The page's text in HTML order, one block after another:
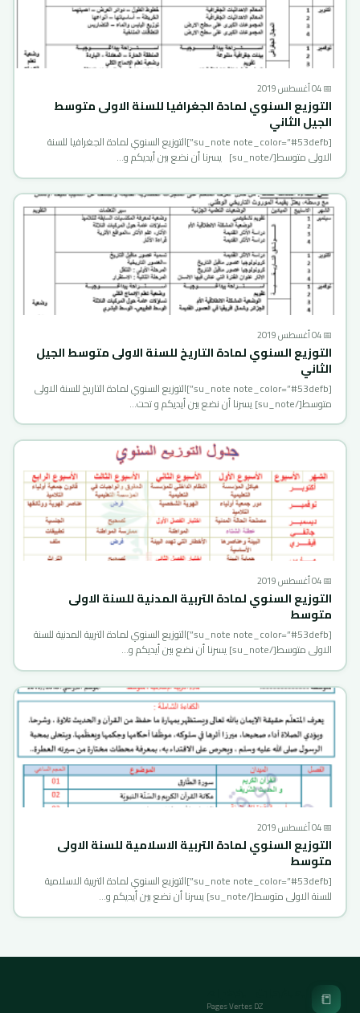
📅 04 أغسطس 2019
التوزيع السنوي لمادة الجغرافيا للسنة الاولى متوسط
الجيل الثاني
[su_note note_color=”#53defb”]التوزيع السنوي لمادة الجغرافيا للسنة
الاولى متوسط[/su_note] يسرنا أن نضع بين أيديكم و…
📅 04 أغسطس 2019
التوزيع السنوي لمادة التاريخ للسنة الاولى متوسط الجيل
الثاني
[su_note note_color=”#53defb”]التوزيع السنوي لمادة التاريخ للسنة الاولى
متوسط[/su_note] يسرنا أن نضع بين أيديكم و تحت…
📅 04 أغسطس 2019
التوزيع السنوي لمادة التربية المدنية للسنة الاولى
متوسط
[su_note note_color=”#53defb”]التوزيع السنوي لمادة التربية المدنية للسنة
الاولى متوسط[/su_note] يسرنا أن نضع بين أيديكم و…
📅 04 أغسطس 2019
التوزيع السنوي لمادة التربية الاسلامية للسنة الاولى
متوسط
[su_note note_color=”#53defb”]التوزيع السنوي لمادة التربية الاسلامية
للسنة الاولى متوسط[/su_note] يسرنا أن نضع بين أيديكم و…
📒
Pages Vertes DZ